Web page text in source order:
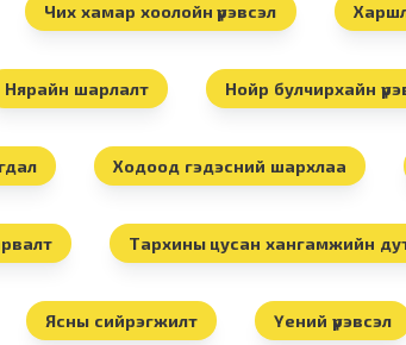
Чих хамар хоолойн үрэвсэл
Нярайн шарлалт Нойр булчирхайн
Ходоод гэдэсний шархлаа
Тархины цусан хангамжийн
Ясны сийрэгжилт Үений үрэвсэл